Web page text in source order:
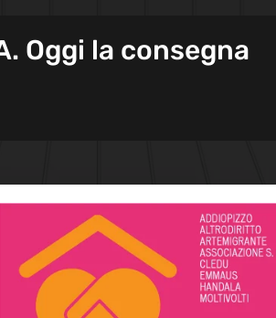
Oggi la consegna